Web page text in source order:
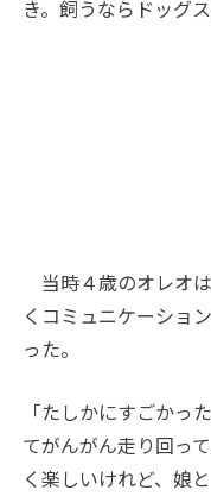
き。飼うならドッグ
当時４歳のオレオ
くコミュニケーショ
った。
「たしかにすごかっ
てがんがん走り回っ
く楽しいけれど、娘